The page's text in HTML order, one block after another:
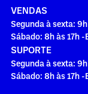
VENDAS
Segunda à sexta:
Sábado: 8h às 17h
SUPORTE
Segunda à sexta:
Sábado: 8h às 17h